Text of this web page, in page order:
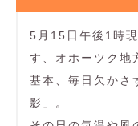
5月15日午後1時
す、オホーツク地
基本、毎日欠かさ
影」。